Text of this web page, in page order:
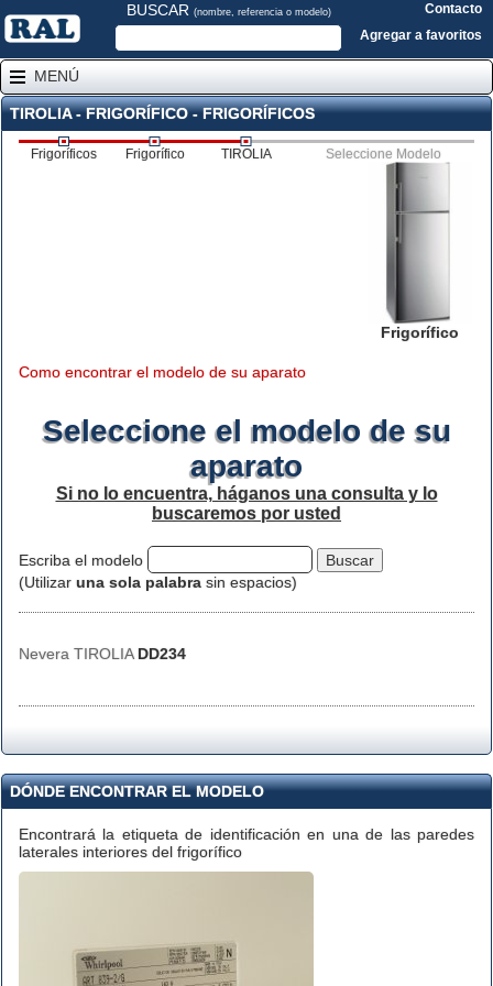
BUSCAR (nombre, referencia o modelo)
Contacto
Agregar a favoritos
MENÚ
TIROLIA - FRIGORÍFICO - FRIGORÍFICOS
Frigoríficos Frigorífico TIROLIA Seleccione Modelo
Frigorífico
Como encontrar el modelo de su aparato
Seleccione el modelo de su
aparato
Si no lo encuentra, háganos una consulta y lo
buscaremos por usted
Escriba el modelo
(Utilizar una sola palabra sin espacios)
Nevera TIROLIA DD234
DÓNDE ENCONTRAR EL MODELO
Encontrará la etiqueta de identificación en una de las paredes
laterales interiores del frigorífico